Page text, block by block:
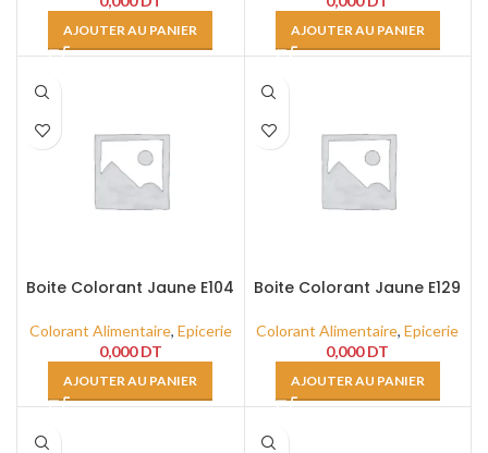
AJOUTER AU PANIER AJOUTER AU PANIER
Boite Colorant Jaune E104
Colorant Alimentaire, Epicerie
0,000DT
AJOUTER AU PANIER
Boite Colorant Jaune E129
Colorant Alimentaire,Epicerie
0,000DT
AJOUTER AU PANIER